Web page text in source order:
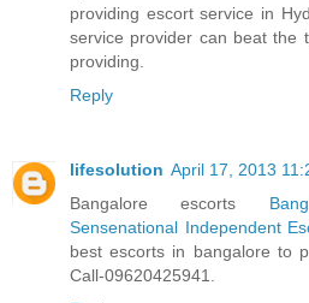
providing escort service in
service provider can beat the
providing.
Reply
lifesolution April 17, 2013
Bangalore escorts
Sensenational Independent
best escorts in bangalore to
Call-09620425941.